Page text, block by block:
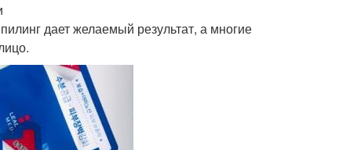
дает желаемый результат, а многие